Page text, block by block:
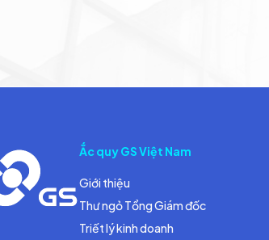
Ắc quy GS Việt Nam
Giới thiệu
Thư ngỏ Tổng Giám đốc
Triết lý kinh doanh